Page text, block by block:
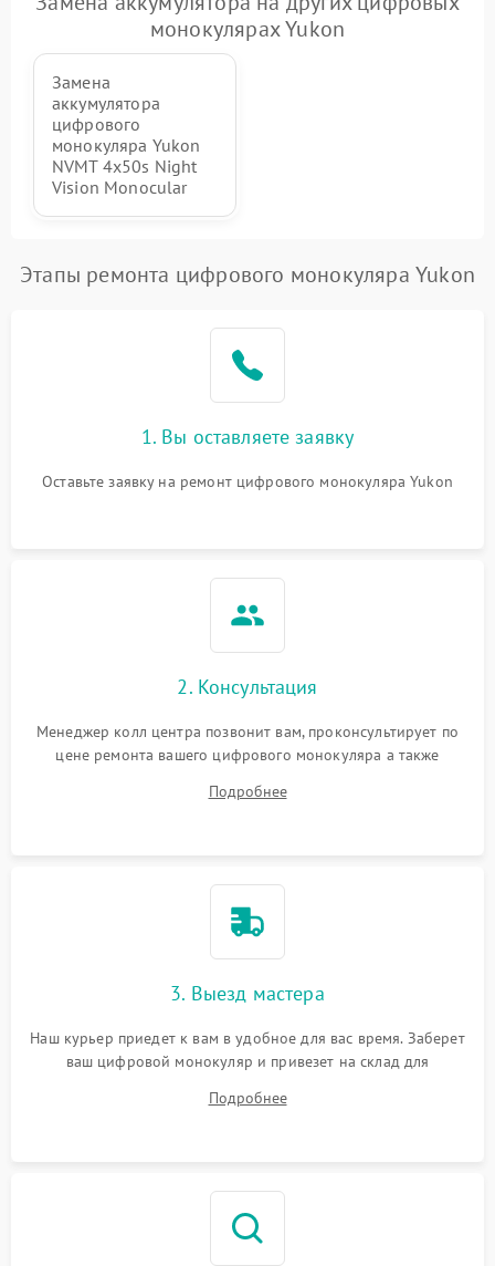
монокулярах Yukon
Замена
аккумулятора
цифрового
монокуляра Yukon
NVMT 4x50s Night
Vision Monocular
Этапы ремонта цифрового монокуляра Yukon
1. Вы оставляете заявку
Оставьте заявку на ремонт цифрового монокуляра Yukon
2. Консультация
Менеджер колл центра позвонит вам, проконсультирует по
цене ремонта вашего цифрового монокуляра а также
Подробнее
3. Выезд мастера
Наш курьер приедет к вам в удобное для вас время. Заберет
ваш цифровой монокуляр и привезет на склад для
Подробнее